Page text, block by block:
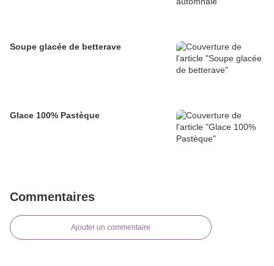
Soupe glacée de betterave
Glace 100% Pastèque
Commentaires
Ajouter un commentaire